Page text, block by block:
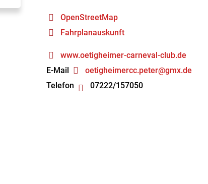
OpenStreetMap
Fahrplanauskunft
www.oetigheimer-carneval-club.de
E-Mail
oetigheimercc.peter@gmx.de
Telefon
07222/157050